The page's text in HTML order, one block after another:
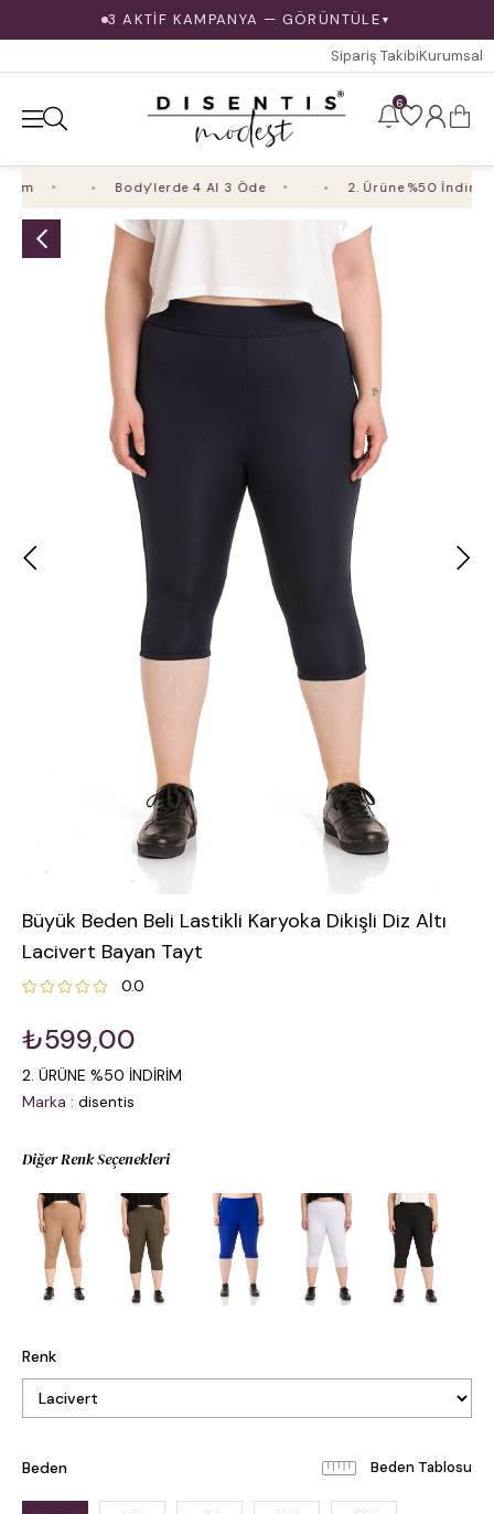
3 AKTİF KAMPANYA — GÖRÜNTÜLE ▼
Sipariş TakibiKurumsal
6
Body'lerde 4 Al 3 Öde 2. Ürüne %50 İndirim
Büyük Beden Beli Lastikli Karyoka Dikişli Diz Altı
Lacivert Bayan Tayt
0.0
₺599,00
2. ÜRÜNE %50 İNDİRİM
Marka : disentis
Diğer Renk Seçenekleri
Renk
Beden Beden Tablosu